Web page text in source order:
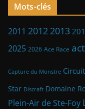
Mots-clés
2011 2012 2013
2025 2026 Ace Race
Capture du Monstre
Star Discraft Domaine
Plein-Air de Ste-Foy